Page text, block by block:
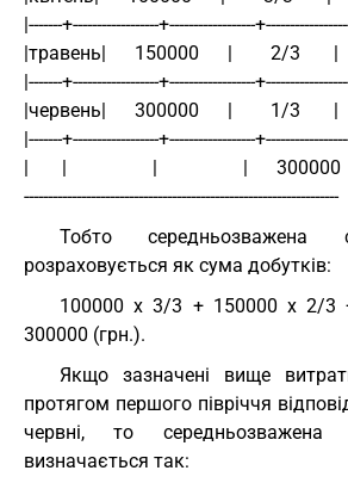
|-------+------------------+------------------
|травень|      150000      |        2/3       |
|-------+------------------+------------------
|червень|      300000      |        1/3       |
|-------+------------------+------------------
|       |                  |                  |      300000
------------------------------------------------------------------
Тобто середньозважена
розраховується як сума добутків:
100000 х 3/3 + 150000 х 2/3
300000 (грн.).
Якщо зазначені вище
протягом першого півріччя
червні, то середньозважена
визначається так: